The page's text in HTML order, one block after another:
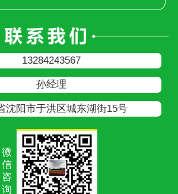
13284243567
孙经理
沈阳市于洪区城东湖街15号
微
信
咨
询